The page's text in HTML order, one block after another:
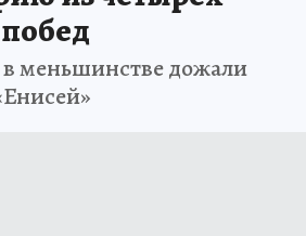
меньшинстве дожали